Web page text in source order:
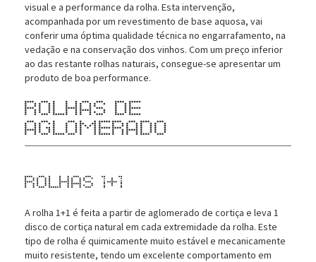
visual e a performance da rolha. Esta intervenção,
acompanhada por um revestimento de base aquosa, vai
conferir uma óptima qualidade técnica no engarrafamento, na
vedação e na conservação dos vinhos. Com um preço inferior
ao das restante rolhas naturais, consegue-se apresentar um
produto de boa performance.
Rolhas de
Aglomerado
Rolhas 1+1
A rolha 1+1 é feita a partir de aglomerado de cortiça e leva 1
disco de cortiça natural em cada extremidade da rolha. Este
tipo de rolha é quimicamente muito estável e mecanicamente
muito resistente, tendo um excelente comportamento em